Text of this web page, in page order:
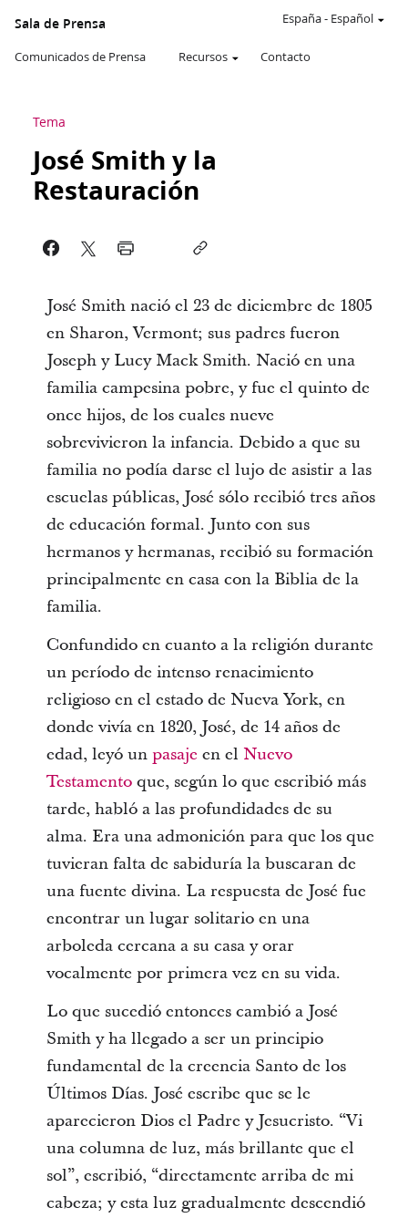
Sala de Prensa
Comunicados de Prensa Recursos Contacto
España- Español
Tema
José Smith y la
Restauración
José Smith nació el 23 de diciembre de 1805
en Sharon, Vermont; sus padres fueron
Joseph y Lucy Mack Smith. Nació en una
familia campesina pobre, y fue el quinto de
once hijos, de los cuales nueve
sobrevivieron la infancia. Debido a que su
familia no podía darse el lujo de asistir a las
escuelas públicas, José sólo recibió tres años
de educación formal. Junto con sus
hermanos y hermanas, recibió su formación
principalmente en casa con la Biblia de la
familia.
Confundido en cuanto a la religión durante
un período de intenso renacimiento
religioso en el estado de Nueva York, en
donde vivía en 1820, José, de 14 años de
edad, leyó un pasaje en el Nuevo
Testamentoque, según lo que escribió más
tarde, habló a las profundidades de su
alma. Era una admonición para que los que
tuvieran falta de sabiduría la buscaran de
una fuente divina. La respuesta de José fue
encontrar un lugar solitario en una
arboleda cercana a su casa y orar
vocalmente por primera vez en su vida.
Lo que sucedió entonces cambió a José
Smith y ha llegado a ser un principio
fundamental de la creencia Santo de los
Últimos Días. José escribe que se le
aparecieron Dios el Padre y Jesucristo. “Vi
una columna de luz, más brillante que el
sol”, escribió, “directamente arriba de mi
cabeza; y esta luz gradualmente descendió